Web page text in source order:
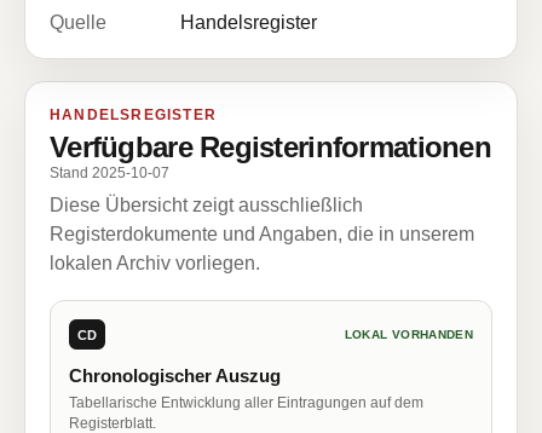
Quelle
Handelsregister
HANDELSREGISTER
Verfügbare Registerinformationen
Stand 2025-10-07
Diese Übersicht zeigt ausschließlich
Registerdokumente und Angaben, die in unserem
lokalen Archiv vorliegen.
CD LOKAL VORHANDEN
Chronologischer Auszug
Tabellarische Entwicklung aller Eintragungen auf dem
Registerblatt.